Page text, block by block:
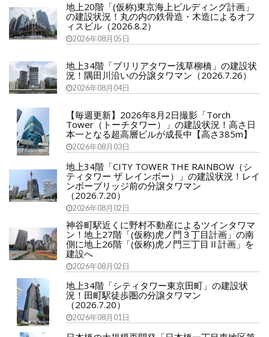
地上20階「(仮称)東京海上ビルディング計画」
の建設状況！丸の内の鉄骨造・木造によるオフ
ィスビル（2026.8.2）
2026年08月05日
地上34階「ブリリアタワー浅草柳橋」の建設状
況！隅田川沿いの分譲タワマン（2026.7.26）
2026年08月04日
【毎週更新】2026年8月2日撮影「Torch
Tower（トーチタワー）」の建設状況！高さ日
本一となる超高層ビルが成長中【高さ385m】
2026年08月03日
地上34階「CITY TOWER THE RAINBOW（シ
ティタワー ザ レインボー）」の建設状況！レイ
ンボーブリッジ前の分譲タワマン
（2026.7.20）
2026年08月02日
神谷町駅近くに野村不動産によるツインタワマ
ン！地上27階「(仮称)虎ノ門３丁目計画」の南
側に地上26階「(仮称)虎ノ門三丁目Ⅱ計画」を
建設へ
2026年08月02日
地上34階「シティタワー東京田町」の建設状
況！田町駅徒歩圏の分譲タワマン
（2026.7.20）
2026年08月01日